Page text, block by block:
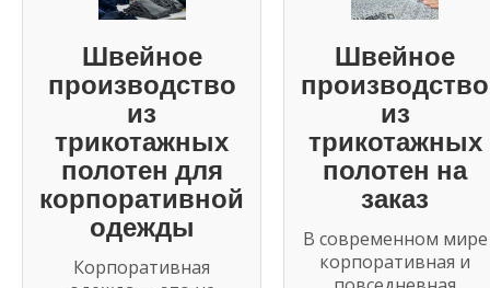
Швейное
производство
из
трикотажных
полотен для
корпоративной
одежды
Корпоративная
Швейное
производство
из
трикотажных
полотен на
заказ
В современном мире
корпоративная и